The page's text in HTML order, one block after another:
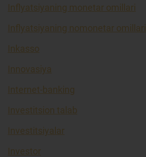
Inflyatsiyaning monetar omillari
Inflyatsiyaning nomonetar omillari
Inkasso
Innovasiya
Internet-banking
Investitsion talab
Investitsiyalar
Investor